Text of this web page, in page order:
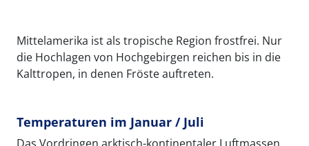
Mittelamerika ist als tropische Region frostfrei. Nur
die Hochlagen von Hochgebirgen reichen bis in die
Kalttropen, in denen Fröste auftreten.
Temperaturen im Januar / Juli